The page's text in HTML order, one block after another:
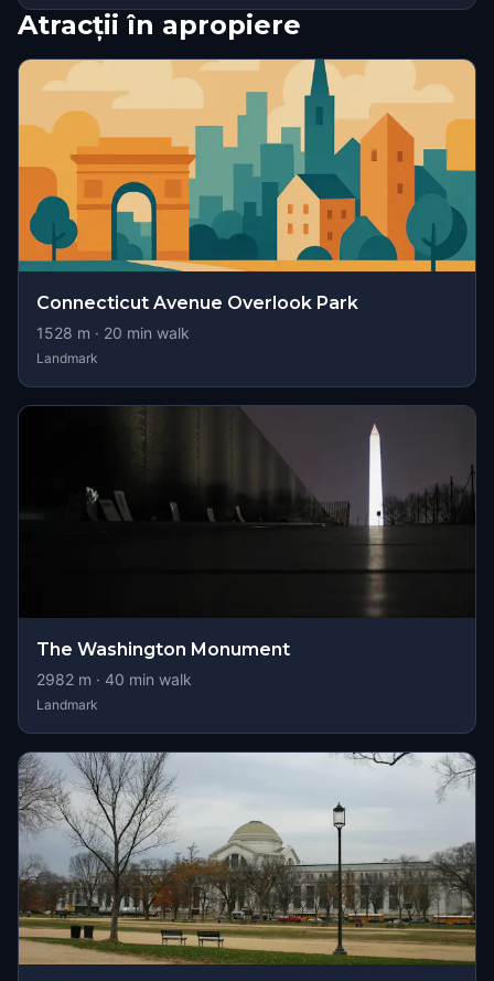
Atracții în apropiere
Connecticut Avenue Overlook Park
1528 m · 20 min walk
Landmark
The Washington Monument
2982 m · 40 min walk
Landmark